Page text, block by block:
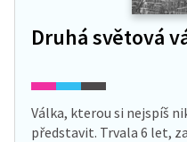
Druhá světová
Válka, kterou si nejspíš
představit. Trvala 6 let,